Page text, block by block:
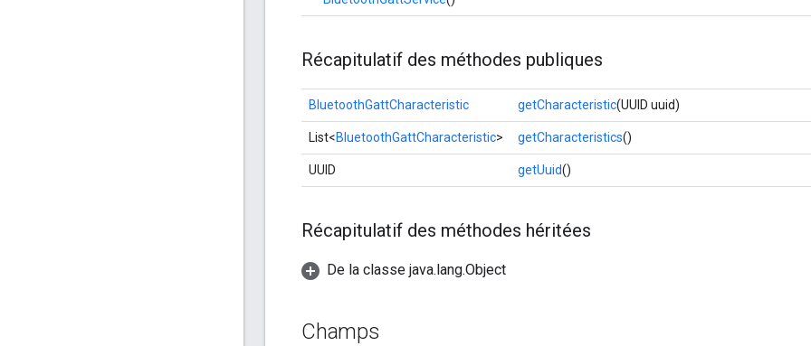
Récapitulatif des méthodes publiques
BluetoothGattCharacteristic getCharacteristic(UUID uuid)
List<BluetoothGattCharacteristic> getCharacteristics()
UUID getUuid()
Récapitulatif des méthodes héritées
De la classe java.lang.Object
Champs